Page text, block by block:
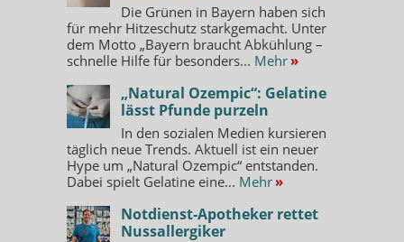
Die Grünen in Bayern haben sich
für mehr Hitzeschutz starkgemacht. Unter
dem Motto „Bayern braucht Abkühlung –
schnelle Hilfe für besonders... Mehr »
„Natural Ozempic“: Gelatine
lässt Pfunde purzeln
In den sozialen Medien kursieren
täglich neue Trends. Aktuell ist ein neuer
Hype um „Natural Ozempic“ entstanden.
Dabei spielt Gelatine eine... Mehr »
Notdienst-Apotheker rettet
Nussallergiker